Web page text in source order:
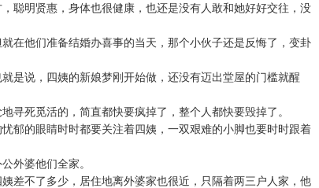
聪明贤惠，身体也很健康，也还是没有人敢和她好好交往，没
在他们准备结婚办喜事的当天，那个小伙子还是反悔了，变卦
是说，四姨的新娘梦刚开始做，还没有迈出堂屋的门槛就醒
寻死觅活的，简直都快要疯掉了，整个人都快要毁掉了。
郁的眼睛时时都要关注着四姨，一双艰难的小脚也要时时跟着
外婆他们全家。
差不了多少，居住地离外婆家也很近，只隔着两三户人家，他